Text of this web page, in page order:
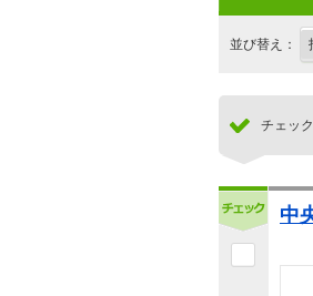
並び替え：
チェッ
中